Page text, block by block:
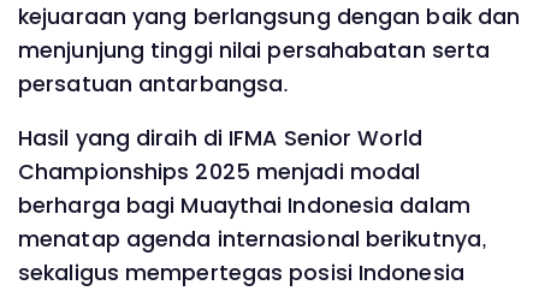
kejuaraan yang berlangsung dengan baik dan
menjunjung tinggi nilai persahabatan serta
persatuan antarbangsa.
Hasil yang diraih di IFMA Senior World
Championships 2025 menjadi modal
berharga bagi Muaythai Indonesia dalam
menatap agenda internasional berikutnya,
sekaligus mempertegas posisi Indonesia